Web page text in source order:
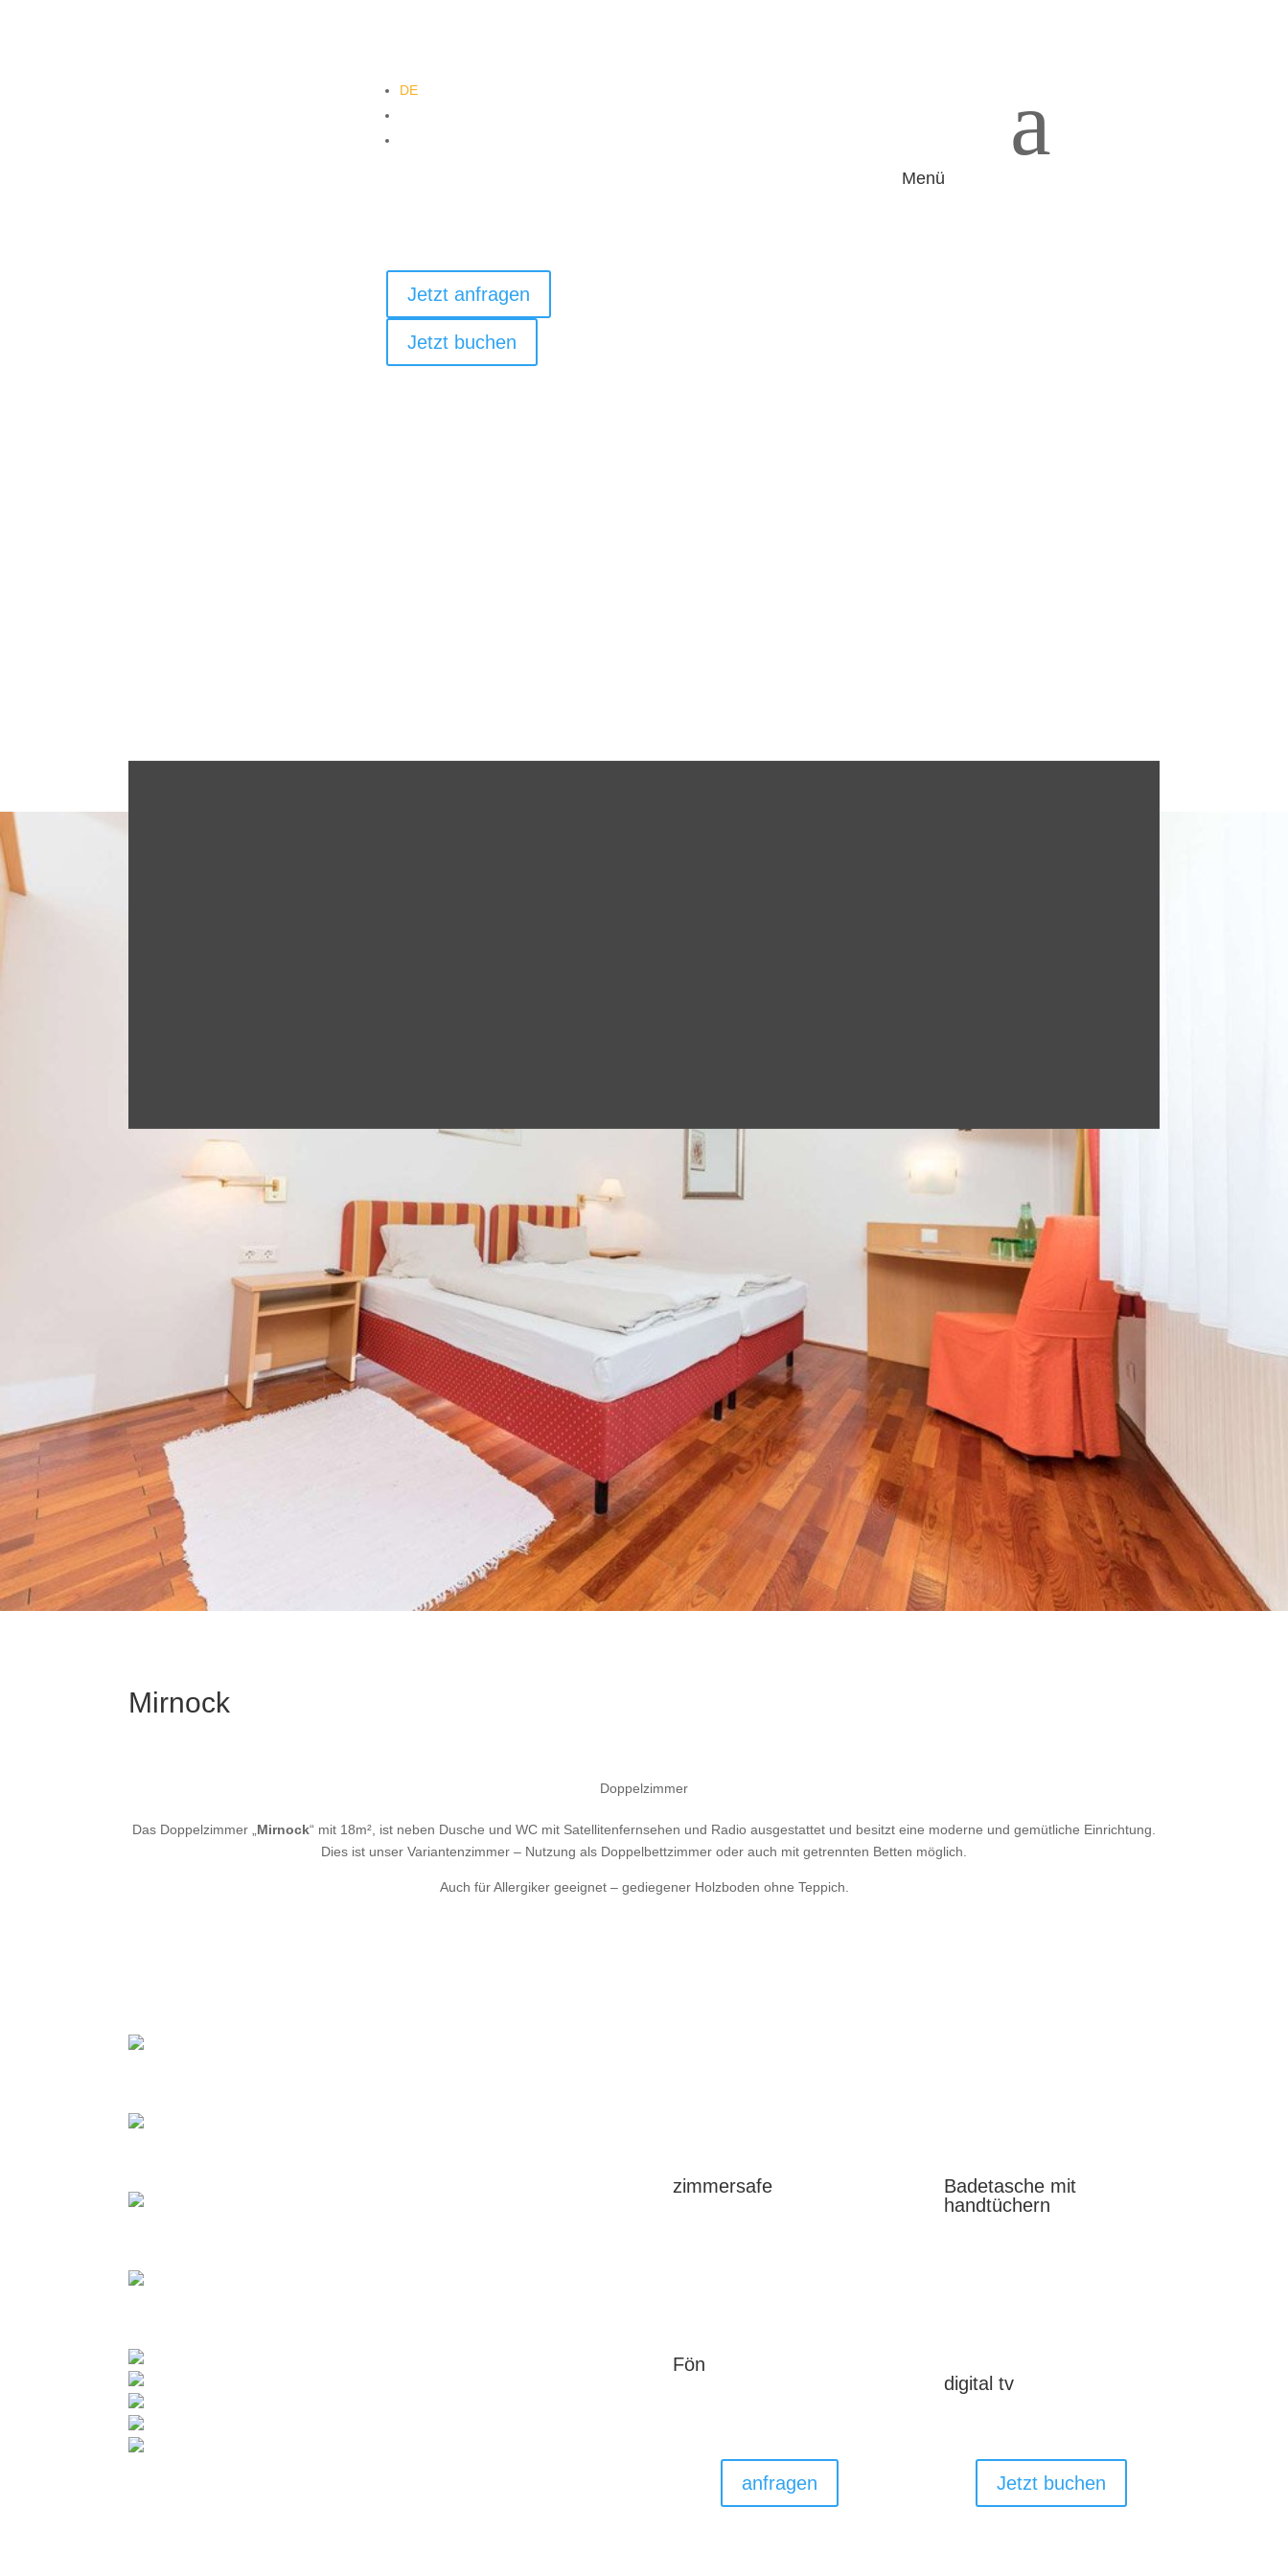
DE
Jetzt anfragen
Jetzt buchen
a
Menü
Mirnock
Doppelzimmer
Das Doppelzimmer „Mirnock“ mit 18m², ist neben Dusche und WC mit Satellitenfernsehen und Radio ausgestattet und besitzt eine moderne und gemütliche Einrichtung.
Dies ist unser Variantenzimmer – Nutzung als Doppelbettzimmer oder auch mit getrennten Betten möglich.
Auch für Allergiker geeignet – gediegener Holzboden ohne Teppich.
zimmersafe
Fön
Badetasche mit
handtüchern
digital tv
anfragen Jetzt buchen